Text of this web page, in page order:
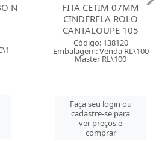
N
FITA CETIM 07MM
CINDERELA ROLO
CANTALOUPE 105
Código: 138120
Embalagem: Venda RL\100
Master RL\100
Faça seu login ou
cadastre-se para
ver preços e
comprar